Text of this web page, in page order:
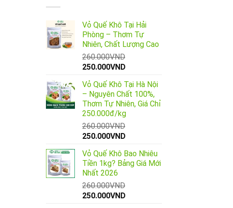
Vỏ Quế Khô Tại Hải
Phòng – Thơm Tự
Nhiên, Chất Lượng Cao
260.000VND
Giá
là:
260.000VND.
250.000VND
tại
là:
250.000VND.
Vỏ Quế Khô Tại Hà Nội
– Nguyên Chất 100%,
Thơm Tự Nhiên, Giá Chỉ
250.000đ/kg
260.000VND
Giá
là:
260.000VND.
250.000VND
tại
là:
Vỏ Quế Khô Bao Nhiêu
Tiền 1kg? Bảng Giá Mới
Nhất 2026
260.000VND
Giá
250.000VND